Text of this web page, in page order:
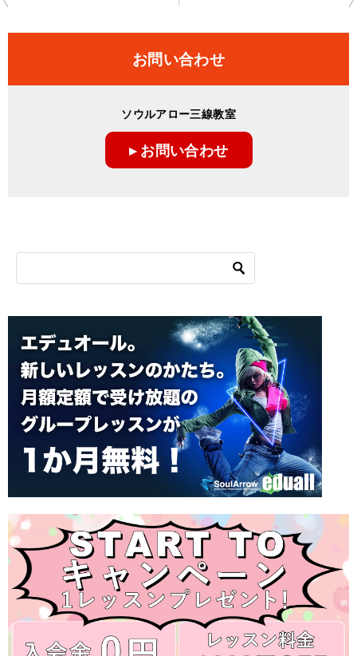
ビ
お問い合わせ
ソウルアロー三線教室
▸ お問い合わせ